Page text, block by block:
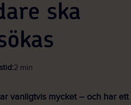
ska
2 min
vanligtvis mycket – och har ett